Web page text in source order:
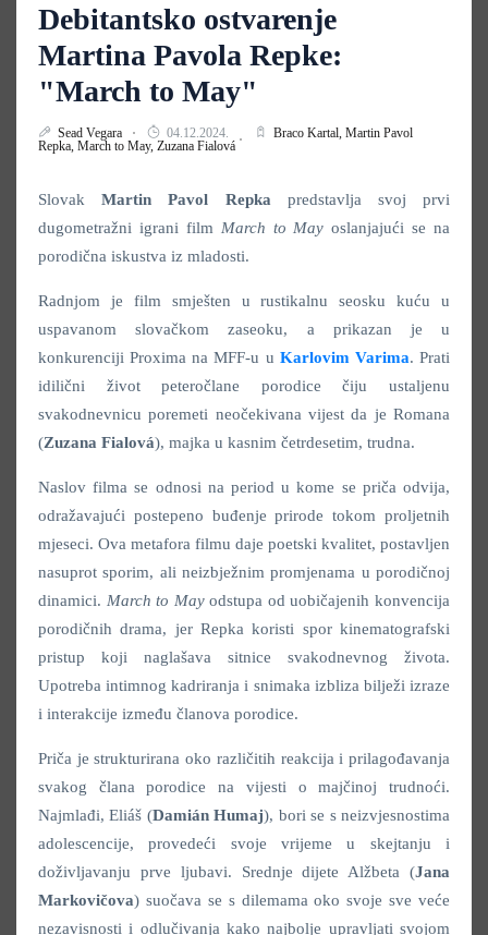
Debitantsko ostvarenje
Martina Pavola Repke:
"March to May"
Sead Vegara 04.12.2024. Braco Kartal, Martin Pavol
Repka, March to May, Zuzana Fialová
SlovakMartin Pavol Repka predstavlja svoj prvi
dugometražni igrani film March to May oslanjajući se na
porodična iskustva iz mladosti.
Radnjom je film smješten u rustikalnu seosku kuću u
uspavanom slovačkom zaseoku, a prikazan je u
konkurenciji Proxima na MFF-u u Karlovim Varima. Prati
idilični život peteročlane porodice čiju ustaljenu
svakodnevnicu poremeti neočekivana vijest da je Romana
(Zuzana Fialová), majka u kasnim četrdesetim, trudna.
Naslov filma se odnosi na period u kome se priča odvija,
odražavajući postepeno buđenje prirode tokom proljetnih
mjeseci. Ova metafora filmu daje poetski kvalitet, postavljen
nasuprot sporim, ali neizbježnim promjenama u porodičnoj
dinamici. March to Mayodstupa od uobičajenih konvencija
porodičnih drama, jer Repka koristi spor kinematografski
pristup koji naglašava sitnice svakodnevnog života.
Upotreba intimnog kadriranja i snimaka izbliza bilježi izraze
i interakcije između članova porodice.
Priča je strukturirana oko različitih reakcija i prilagođavanja
svakog člana porodice na vijesti o majčinoj trudnoći.
Najmlađi, Eliáš (Damián Humaj), bori se s neizvjesnostima
adolescencije, provedeći svoje vrijeme u skejtanju i
doživljavanju prve ljubavi. Srednje dijete Alžbeta (Jana
Markovičova) suočava se s dilemama oko svoje sve veće
nezavisnosti i odlučivanja kako najbolje upravljati svojom